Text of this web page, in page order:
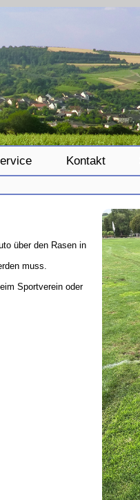
Kontakt
über den Rasen in
muss.
Sportverein oder